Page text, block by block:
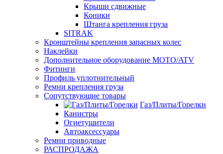
Крыши сдвижные
Коники
Штанга крепления груза
SITRAK
Кронштейны крепления запасных колес
Наклейки
Дополнительное оборудование MOTO/ATV
Фитинги
Профиль уплотнительный
Ремни крепления груза
Сопутствующие товары
Газ/Плиты/Горелки
Канистры
Огнетушители
Автоаксессуары
Ремни приводные
РАСПРОДАЖА